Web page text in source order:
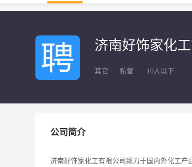
济南好饰家化
其它 私营 10人以下
公司简介
济南好饰家化工有限公司致力于国内外化工